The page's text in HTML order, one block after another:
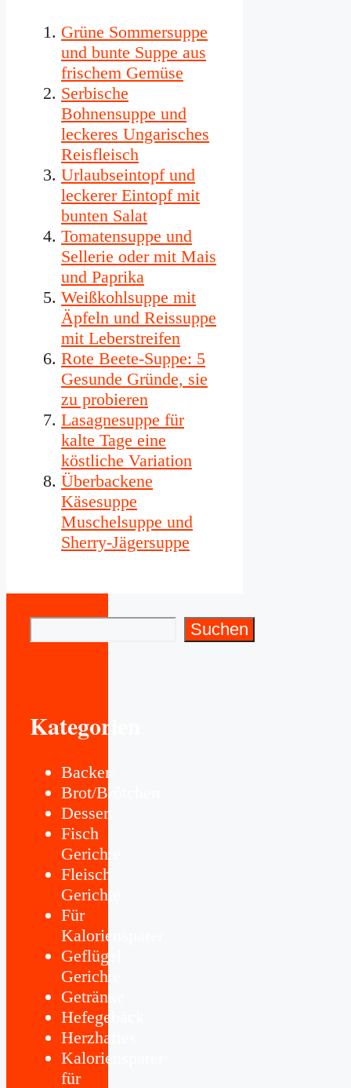
Grüne Sommersuppe
und bunte Suppe aus
frischem Gemüse
Serbische
Bohnensuppe und
leckeres Ungarisches
Reisfleisch
Urlaubseintopf und
leckerer Eintopf mit
bunten Salat
Tomatensuppe und
Sellerie oder mit Mais
und Paprika
Weißkohlsuppe mit
Äpfeln und Reissuppe
mit Leberstreifen
Rote Beete-Suppe: 5
Gesunde Gründe, sie
zu probieren
Lasagnesuppe für
kalte Tage eine
köstliche Variation
Überbackene
Käsesuppe
Muschelsuppe und
Sherry-Jägersuppe
Suchen
Kategorien
Backen
Brot/Brötchen
Dessert
Fisch
Gerichte
Fleisch
Gerichte
Für
Kaloriensparer
Geflügel
Gerichte
Getränke
Hefegebäck
Herzhaftes
Kaloriensparer
für